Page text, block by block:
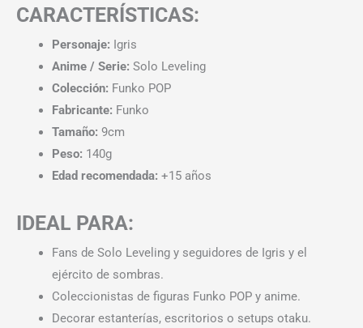
CARACTERÍSTICAS:
Personaje: Igris
Anime / Serie: Solo Leveling
Colección: Funko POP
Fabricante: Funko
Tamaño: 9cm
Peso: 140g
Edad recomendada: +15 años
IDEAL PARA:
Fans de Solo Leveling y seguidores de Igris y el
ejército de sombras.
Coleccionistas de figuras Funko POP y anime.
Decorar estanterías, escritorios o setups otaku.